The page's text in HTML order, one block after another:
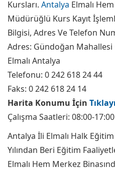
Kursları. Antalya Elmalı
Müdürüğlü Kurs Kayıt
Bilgisi, Adres Ve Telefon
Adres: Gündoğan Mahallesi
Elmalı Antalya
Telefonu: 0 242 618 24 44
Faks: 0 242 618 24 14
Harita Konumu İçin
Çalışma Saatleri: 08:00-17:00
Antalya İli Elmalı Halk
Yılından Beri Eğitim
Elmalı Hem Merkez